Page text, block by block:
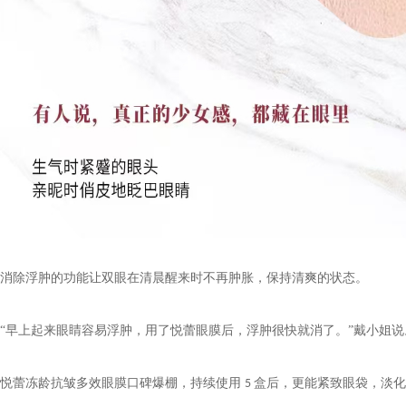
消除浮肿的功能让双眼在清晨醒来时不再肿胀，保持清爽的状态。
“早上起来眼睛容易浮肿，用了悦蕾眼膜后，浮肿很快就消了。”戴小姐
悦蕾冻龄抗皱多效眼膜口碑爆棚，持续使用 5 盒后，更能紧致眼袋，淡